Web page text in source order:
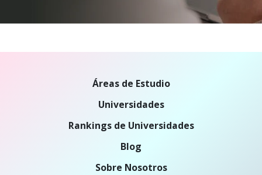
Áreas de Estudio
Universidades
Rankings de Universidades
Blog
Sobre Nosotros